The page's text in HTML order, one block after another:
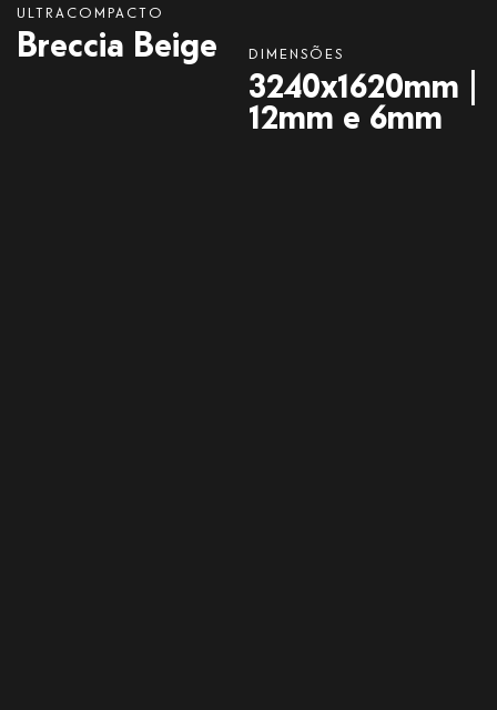
ULTRACOMPACTO
Breccia Beige DIMENSÕES
3240x1620mm |
12mm e 6mm